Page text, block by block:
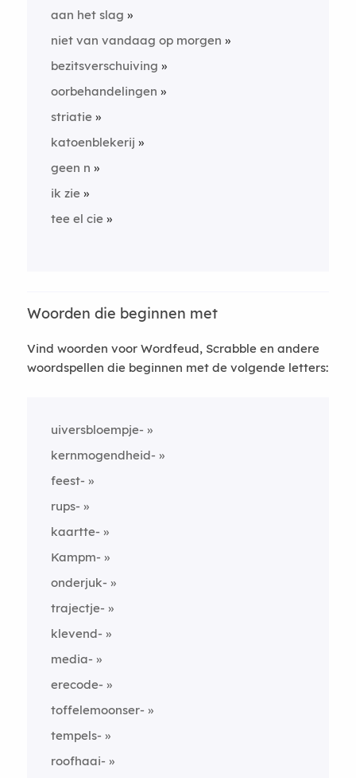
aan het slag
niet van vandaag op morgen
bezitsverschuiving
oorbehandelingen
striatie
katoenblekerij
geen n
ik zie
tee el cie
Woorden die beginnen met
Vind woorden voor Wordfeud, Scrabble en andere
woordspellen die beginnen met de volgende letters:
uiversbloempje-
kernmogendheid-
feest-
rups-
kaartte-
Kampm-
onderjuk-
trajectje-
klevend-
media-
erecode-
toffelemoonser-
tempels-
roofhaai-